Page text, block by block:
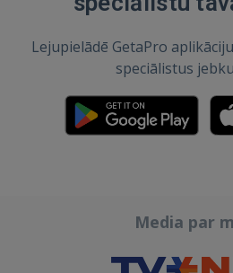
Lejupielādē GetaPro
speciālistus
Media par